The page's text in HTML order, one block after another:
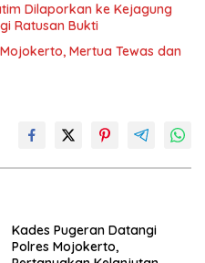
Dilaporkan ke Kejagung
Ratusan Bukti
Mertua Tewas dan
Kades Pugeran Datangi
Polres Mojokerto,